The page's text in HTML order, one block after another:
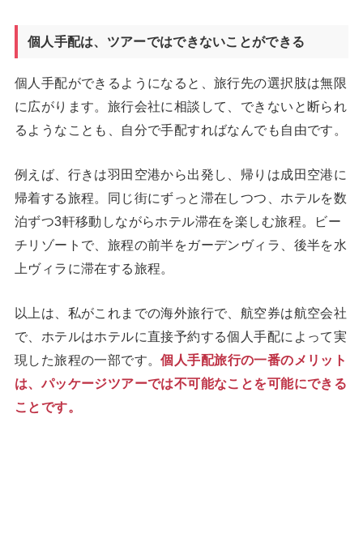
個人手配は、ツアーではできないことができる
個人手配ができるようになると、旅行先の選択肢は無限
に広がります。旅行会社に相談して、できないと断られ
るようなことも、自分で手配すればなんでも自由です。
例えば、行きは羽田空港から出発し、帰りは成田空港に
帰着する旅程。同じ街にずっと滞在しつつ、ホテルを数
泊ずつ3軒移動しながらホテル滞在を楽しむ旅程。ビー
チリゾートで、旅程の前半をガーデンヴィラ、後半を水
上ヴィラに滞在する旅程。
以上は、私がこれまでの海外旅行で、航空券は航空会社
で、ホテルはホテルに直接予約する個人手配によって実
現した旅程の一部です。個人手配旅行の一番のメリット
は、パッケージツアーでは不可能なことを可能にできる
ことです。